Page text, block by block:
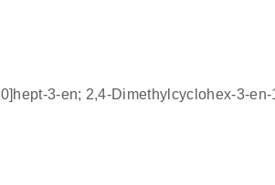
3-en; 2,4-Dimethylcyclohex-3-